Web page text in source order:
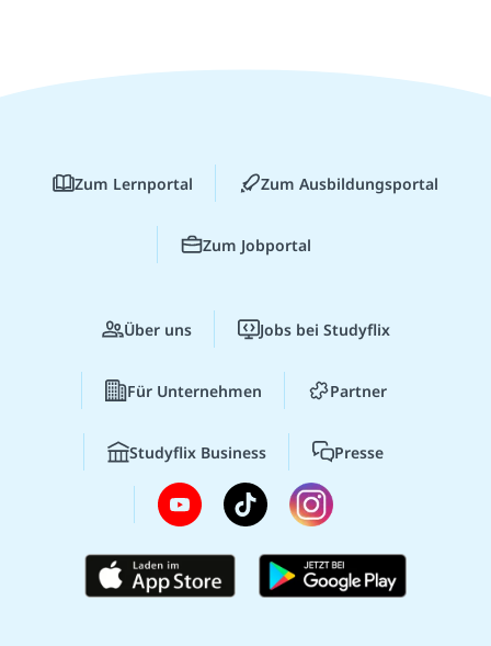
Zum Lernportal Zum Ausbildungsportal
Zum Jobportal
Über uns Jobs bei Studyflix
Für Unternehmen Partner
Studyflix Business Presse